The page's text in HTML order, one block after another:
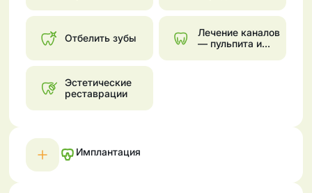
Отбелить зубы
Лечение каналов
— пульпита и
Эстетические
реставрации
Имплантация